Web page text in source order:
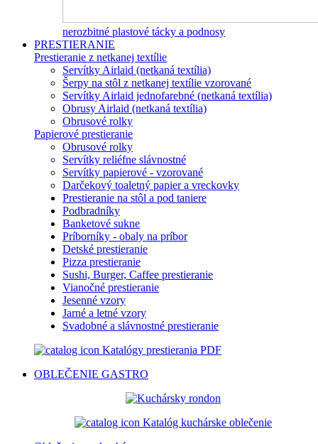
nerozbitné plastové tácky a podnosy
PRESTIERANIE
Prestieranie z netkanej textílie
Servítky Airlaid (netkaná textília)
Šerpy na stôl z netkanej textílie vzorované
Servítky Airlaid jednofarebné (netkaná textília)
Obrusy Airlaid (netkaná textília)
Obrusové rolky
Papierové prestieranie
Obrusové rolky
Servítky reliéfne slávnostné
Servítky papierové - vzorované
Darčekový toaletný papier a vreckovky
Prestieranie na stôl a pod taniere
Podbradníky
Banketové sukne
Príborníky - obaly na príbor
Detské prestieranie
Pizza prestieranie
Sushi, Burger, Caffee prestieranie
Vianočné prestieranie
Jesenné vzory
Jarné a letné vzory
Svadobné a slávnostné prestieranie
Katalógy prestierania PDF
OBLEČENIE GASTRO
Katalóg kuchárske oblečenie